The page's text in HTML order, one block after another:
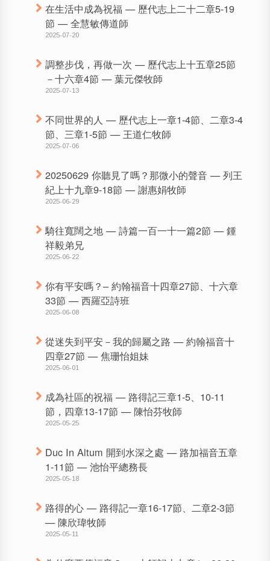
在生活中成為祝福 — 歷代志上二十二章5-19
節 — 全慧敏傳道師
2025-07-20
調整步伐，再做一次 — 歷代志上十五章25節
－十六章4節 — 葉元傑牧師
2025-07-13
不同世界的人 — 歷代志上一章1-4節、二章3-4
節、三章1-5節 — 王道仁牧師
2025-07-06
20250629 你聽見了嗎？那微小的聲音 — 列王
紀上十九章9-18節 — 謝惠娟牧師
2025-06-29
騎往寬闊之地 — 詩篇一百一十一篇2節 — 鍾
祥毅弟兄
2025-06-22
你有平安嗎？– 約翰福音十四章27節、十六章
33節 — 西羅亞詩班
2025-06-08
從迷失到平安－我的歸屬之路 — 約翰福音十
四章27節 — 焦珊怡姐妹
2025-06-01
成為社區的祝福 — 路得記三章1-5、10-11
節，四章13-17節 — 陳怡芬牧師
2025-05-25
Duc In Altum 開到水深之處 — 路加福音五章
1-11節 — 池怡平總務長
2025-05-18
路得的心 — 路得記一章16-17節、二章2-3節
— 陳欣瑋牧師
2025-05-11